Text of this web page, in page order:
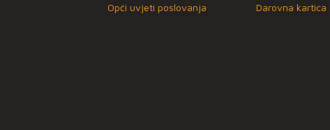
Opći uvjeti poslovanja
Darovna kartica